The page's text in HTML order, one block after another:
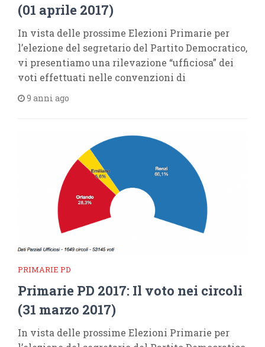
(01 aprile 2017)
In vista delle prossime Elezioni Primarie per
l’elezione del segretario del Partito Democratico,
vi presentiamo una rilevazione “ufficiosa” dei
voti effettuati nelle convenzioni di
9 anni ago
PRIMARIE PD
Primarie PD 2017: Il voto nei circoli
(31 marzo 2017)
In vista delle prossime Elezioni Primarie per